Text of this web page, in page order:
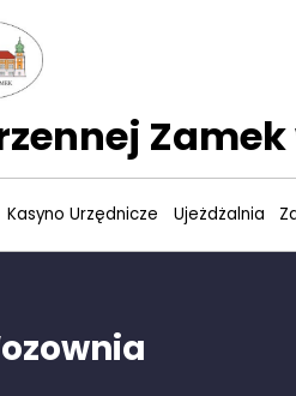
Kasyno Urzędnicze Ujeżdżalnia